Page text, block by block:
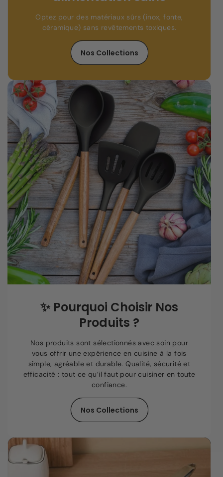
Optez pour des matériaux sûrs (inox, fonte,
céramique) sans revêtements toxiques.
Nos Collections
✨ Pourquoi Choisir Nos
Produits ?
Nos produits sont sélectionnés avec soin pour
vous offrir une expérience en cuisine à la fois
simple, agréable et durable. Qualité, sécurité et
efficacité : tout ce qu’il faut pour cuisiner en toute
confiance.
Nos Collections